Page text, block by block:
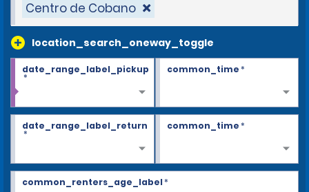
Centro de Cobano
location_search_oneway_toggle
date_range_label_pickup
*
common_time*
date_range_label_return
*
common_time*
common_renters_age_label*